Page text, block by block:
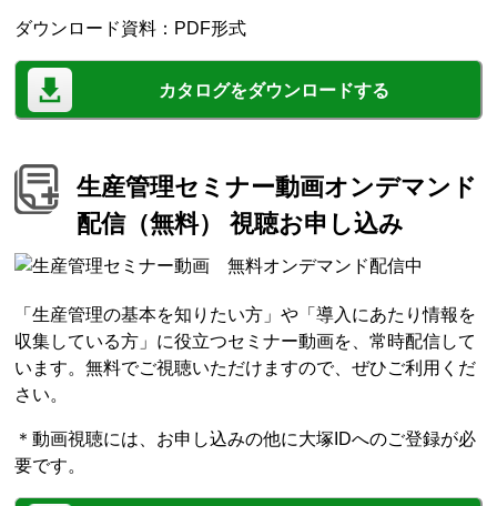
ダウンロード資料：PDF形式
カタログをダウンロードする
生産管理セミナー動画オンデマンド
配信（無料） 視聴お申し込み
「生産管理の基本を知りたい方」や「導入にあたり情報を
収集している方」に役立つセミナー動画を、常時配信して
います。無料でご視聴いただけますので、ぜひご利用くだ
さい。
＊動画視聴には、お申し込みの他に大塚IDへのご登録が必
要です。